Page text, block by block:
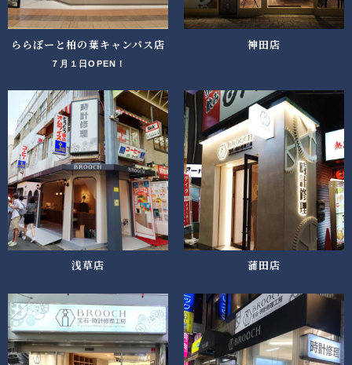
ららぽーと柏の葉キャンパス店
７月１日OPEN！
神田店
浅草店 蒲田店